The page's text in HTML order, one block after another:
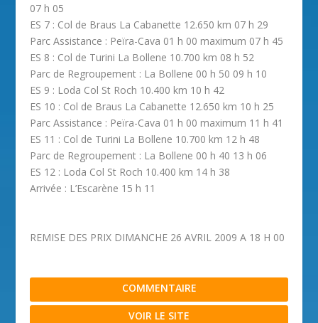
07 h 05
ES 7 : Col de Braus La Cabanette 12.650 km 07 h 29
Parc Assistance : Peïra-Cava 01 h 00 maximum 07 h 45
ES 8 : Col de Turini La Bollene 10.700 km 08 h 52
Parc de Regroupement : La Bollene 00 h 50 09 h 10
ES 9 : Loda Col St Roch 10.400 km 10 h 42
ES 10 : Col de Braus La Cabanette 12.650 km 10 h 25
Parc Assistance : Peïra-Cava 01 h 00 maximum 11 h 41
ES 11 : Col de Turini La Bollene 10.700 km 12 h 48
Parc de Regroupement : La Bollene 00 h 40 13 h 06
ES 12 : Loda Col St Roch 10.400 km 14 h 38
Arrivée : L’Escarène 15 h 11
REMISE DES PRIX DIMANCHE 26 AVRIL 2009 A 18 H 00
COMMENTAIRE
VOIR LE SITE